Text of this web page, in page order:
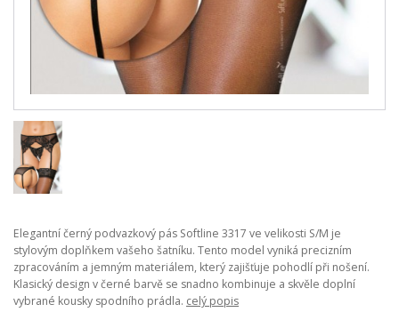
Elegantní černý podvazkový pás Softline 3317 ve velikosti S/M je
stylovým doplňkem vašeho šatníku. Tento model vyniká precizním
zpracováním a jemným materiálem, který zajišťuje pohodlí při nošení.
Klasický design v černé barvě se snadno kombinuje a skvěle doplní
vybrané kousky spodního prádla. celý popis